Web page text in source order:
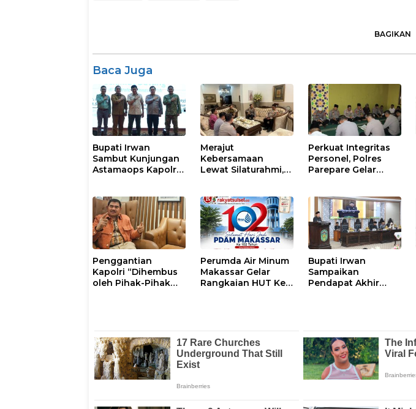
BAGIKAN
Baca Juga
Bupati Irwan
Sambut Kunjungan
Astamaops Kapolri
Luwu Timur
Merajut
Kebersamaan
Lewat Silaturahmi,
dengan Tokoh
Masyarakat
Perkuat Integritas
Personel, Polres
Parepare Gelar
Penggantian
Kapolri “Dihembus
oleh Pihak-Pihak
Perumda Air Minum
Makassar Gelar
Rangkaian HUT Ke-
Bupati Irwan
Sampaikan
Pendapat Akhir